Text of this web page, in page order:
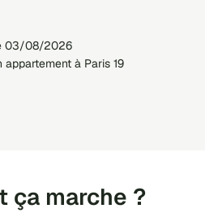
03/08/2026
appartement à Paris 19
ça marche ?